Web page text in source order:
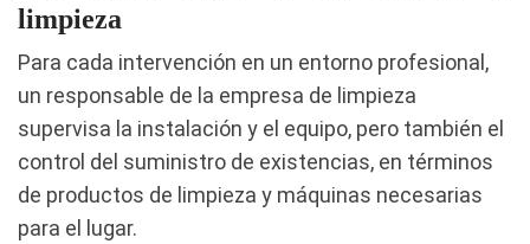
limpieza
Para cada intervención en un entorno profesional,
un responsable de la empresa de limpieza
supervisa la instalación y el equipo, pero también el
control del suministro de existencias, en términos
de productos de limpieza y máquinas necesarias
para el lugar.